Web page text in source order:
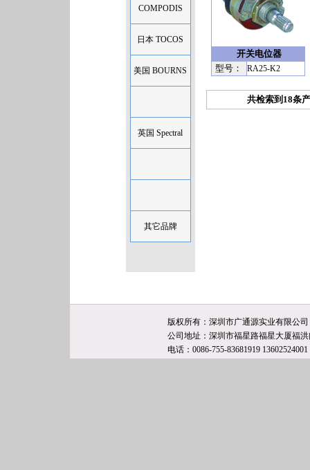
COMPODIS
日本 TOCOS
美国 BOURNS
英国 Spectral
其它品牌
开关电位器
型号：
RA25-K2
共检索到18条
版权所有：深圳市广通源实业有限公
公司地址：深圳市福星路福星大厦福
电话：0086-755-83681919